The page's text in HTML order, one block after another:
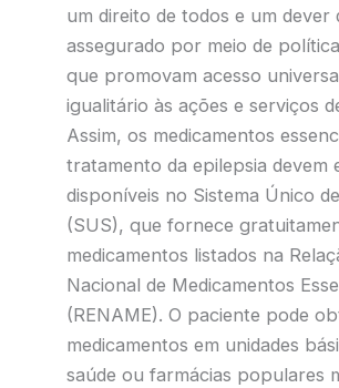
um direito de todos e um dever
assegurado por meio de
que promovam acesso
igualitário às ações e serviços
Assim, os medicamentos
tratamento da epilepsia devem
disponíveis no Sistema Único
(SUS), que fornece
medicamentos listados na
Nacional de Medicamentos
(RENAME). O paciente pode
medicamentos em unidades
saúde ou farmácias populares